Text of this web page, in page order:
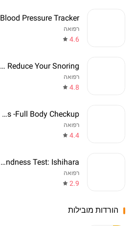
Blood Pressure Tracker
רפואה
4.6
SnoreGym : Reduce Your Snoring
רפואה
4.8
Healthians -Full Body Checkup
רפואה
4.4
Color Blindness Test: Ishihara
רפואה
2.9
הורדות מובילות